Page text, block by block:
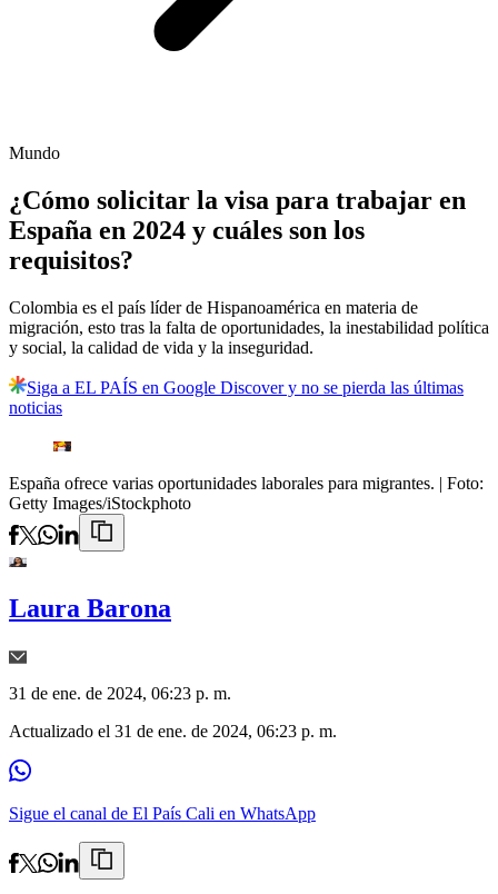
Mundo
¿Cómo solicitar la visa para trabajar en
España en 2024 y cuáles son los
requisitos?
Colombia es el país líder de Hispanoamérica en materia de
migración, esto tras la falta de oportunidades, la inestabilidad política
y social, la calidad de vida y la inseguridad.
Siga a EL PAÍS en Google Discover y no se pierda las últimas
noticias
España ofrece varias oportunidades laborales para migrantes. | Foto:
Getty Images/iStockphoto
Laura Barona
31 de ene. de 2024, 06:23 p. m.
Actualizado el 31 de ene. de 2024, 06:23 p. m.
Sigue el canal de El País Cali en WhatsApp